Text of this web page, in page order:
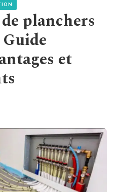
planchers
et